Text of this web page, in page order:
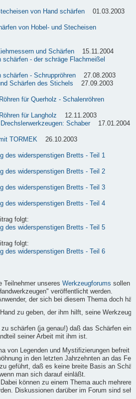
von Hand schärfen 01.03.2003
von Hobel- und Stecheisen
und Schärfen 15.11.2004
schärfen - der schräge Flachmeißel
schärfen - Schruppröhren 27.08.2003
Schärfen des Stichels 27.09.2003
für Querholz - Schalenröhren
für Langholz 12.11.2003
Schaber 17.01.2004
TORMEK 26.10.2003
des widerspenstigen Bretts - Teil 1
des widerspenstigen Bretts - Teil 2
des widerspenstigen Bretts - Teil 3
des widerspenstigen Bretts - Teil 4
folgt:
des widerspenstigen Bretts - Teil 5
folgt:
des widerspenstigen Bretts - Teil 6
Teilnehmer unseres Werkzeugforums sollen
veröffentlicht werden.
der sich bei diesem Thema doch
zu geben, der ihm hilft, seine
schärfen (ja genau!) daß das Schärfen
seiner Arbeit mit ihm ist.
von Legenden und Mystifizierungen befreit
in den letzten Jahrzehnten an das
geführt, daß es keine breite Basis an
man sich darauf einläßt.
können zu einem Thema auch mehrere
Diskussionen darüber im Forum sind